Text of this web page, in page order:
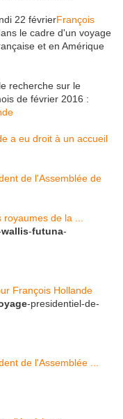
22 févrierFrançois
le cadre d'un voyage
et en Amérique
recherche sur le
de février 2016 :
a eu droit à un accueil
de l'Assemblée de
de la ...
wallis-futuna-
François Hollande
-presidentiel-de-
de l'Assemblée ...